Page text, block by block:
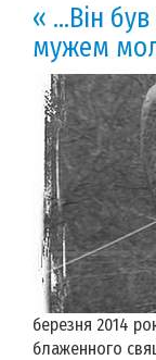
« …Він
мужем
березня 2014
блаженного